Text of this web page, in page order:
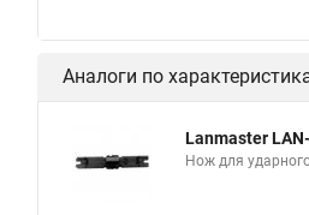
Аналоги по
Lanmaster
Нож для